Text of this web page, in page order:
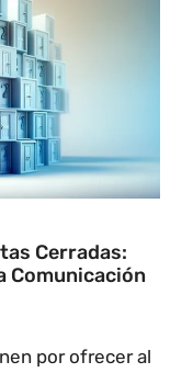
Cerradas:
Comunicación
por ofrecer al